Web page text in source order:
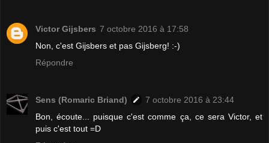
Victor Gijsbers 7 octobre 2016 à 17:58
Non, c'est Gijsbers et pas Gijsberg! :-)
Répondre
Sens (Romaric Briand)
7 octobre 2016 à 23:44
Bon, écoute... puisque c'est comme ça, ce sera Victor, et
puis c'est tout =D